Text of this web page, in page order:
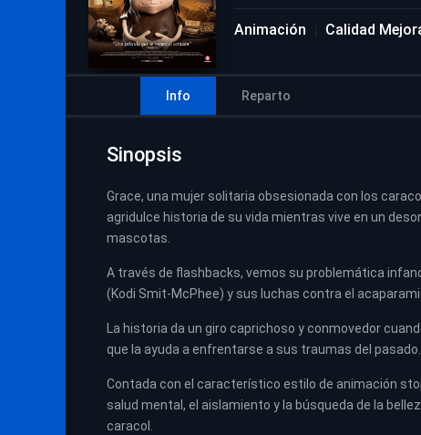
Animación Calidad
Info Reparto
Sinopsis
Grace, una mujer solitaria obsesionada con los
agridulce historia de su vida mientras vive en un
mascotas.
A través de flashbacks, vemos su problemática
(Kodi Smit-McPhee) y sus luchas contra el
La historia da un giro caprichoso y conmovedor
que la ayuda a enfrentarse a sus traumas del pasado.
Contada con el característico estilo de animación
salud mental, el aislamiento y la búsqueda de la
caracol.